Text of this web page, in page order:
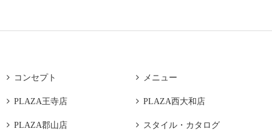
 コンセプト  メニュー
 PLAZA王寺店  PLAZA西大和店
 PLAZA郡山店  スタイル・カタログ